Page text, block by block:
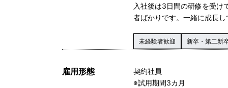
入社後は3日間の研修を受け
者ばかりです。一緒に成長
未経験者歓迎 新卒・第二新
雇用形態
契約社員
※試用期間3カ月